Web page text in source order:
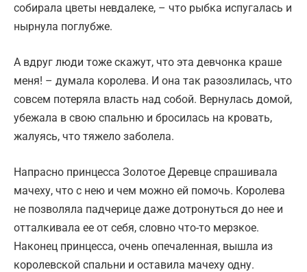
собирала цветы невдалеке, – что рыбка испугалась и
нырнула поглубже.
А вдруг люди тоже скажут, что эта девчонка краше
меня! – думала королева. И она так разозлилась, что
совсем потеряла власть над собой. Вернулась домой,
убежала в свою спальню и бросилась на кровать,
жалуясь, что тяжело заболела.
Напрасно принцесса Золотое Деревце спрашивала
мачеху, что с нею и чем можно ей помочь. Королева
не позволяла падчерице даже дотронуться до нее и
отталкивала ее от себя, словно что-то мерзкое.
Наконец принцесса, очень опечаленная, вышла из
королевской спальни и оставила мачеху одну.